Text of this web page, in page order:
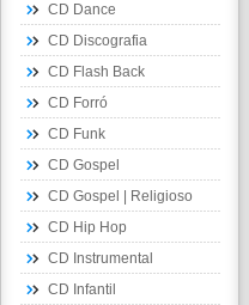
CD Dance
CD Discografia
CD Flash Back
CD Forró
CD Funk
CD Gospel
CD Gospel | Religioso
CD Hip Hop
CD Instrumental
CD Infantil